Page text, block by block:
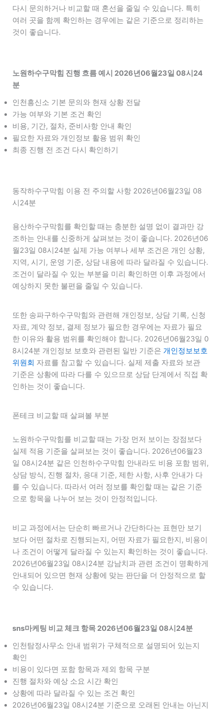
다시 문의하거나 비교할 때 혼선을 줄일 수 있습니다. 특히
여러 곳을 함께 확인하는 경우에는 같은 기준으로 정리하는
것이 좋습니다.
노원하수구막힘 진행 흐름 예시 2026년06월23일 08시24
분
인천흥신소 기본 문의와 현재 상황 전달
가능 여부와 기본 조건 확인
비용, 기간, 절차, 준비사항 안내 확인
필요한 자료와 개인정보 활용 범위 확인
최종 진행 전 조건 다시 확인하기
동작하수구막힘 이용 전 주의할 사항 2026년06월23일 08
시24분
용산하수구막힘를 확인할 때는 충분한 설명 없이 결과만 강
조하는 안내를 신중하게 살펴보는 것이 좋습니다. 2026년06
월23일 08시24분 실제 가능 여부나 세부 조건은 개인 상황,
지역, 시기, 운영 기준, 상담 내용에 따라 달라질 수 있습니다.
조건이 달라질 수 있는 부분을 미리 확인하면 이후 과정에서
예상하지 못한 불편을 줄일 수 있습니다.
또한 송파구하수구막힘와 관련해 개인정보, 상담 기록, 신청
자료, 계약 정보, 결제 정보가 필요한 경우에는 자료가 필요
한 이유와 활용 범위를 확인해야 합니다. 2026년06월23일 0
8시24분 개인정보 보호와 관련된 일반 기준은 개인정보보호
위원회 자료를 참고할 수 있습니다. 실제 제출 자료와 보관
기준은 상황에 따라 다를 수 있으므로 상담 단계에서 직접 확
인하는 것이 좋습니다.
폰테크 비교할 때 살펴볼 부분
노원하수구막힘를 비교할 때는 가장 먼저 보이는 장점보다
실제 적용 기준을 살펴보는 것이 좋습니다. 2026년06월23
일 08시24분 같은 인천하수구막힘 안내라도 비용 포함 범위,
상담 방식, 진행 절차, 응대 기준, 제한 사항, 사후 안내가 다
를 수 있습니다. 따라서 여러 정보를 확인할 때는 같은 기준
으로 항목을 나누어 보는 것이 안정적입니다.
비교 과정에서는 단순히 빠르거나 간단하다는 표현만 보기
보다 어떤 절차로 진행되는지, 어떤 자료가 필요한지, 비용이
나 조건이 어떻게 달라질 수 있는지 확인하는 것이 좋습니다.
2026년06월23일 08시24분 강남치과 관련 조건이 명확하게
안내되어 있으면 현재 상황에 맞는 판단을 더 안정적으로 할
수 있습니다.
sns마케팅 비교 체크 항목 2026년06월23일 08시24분
인천탐정사무소 안내 범위가 구체적으로 설명되어 있는지
확인
비용이 있다면 포함 항목과 제외 항목 구분
진행 절차와 예상 소요 시간 확인
상황에 따라 달라질 수 있는 조건 확인
2026년06월23일 08시24분 기준으로 오래된 안내는 아닌지